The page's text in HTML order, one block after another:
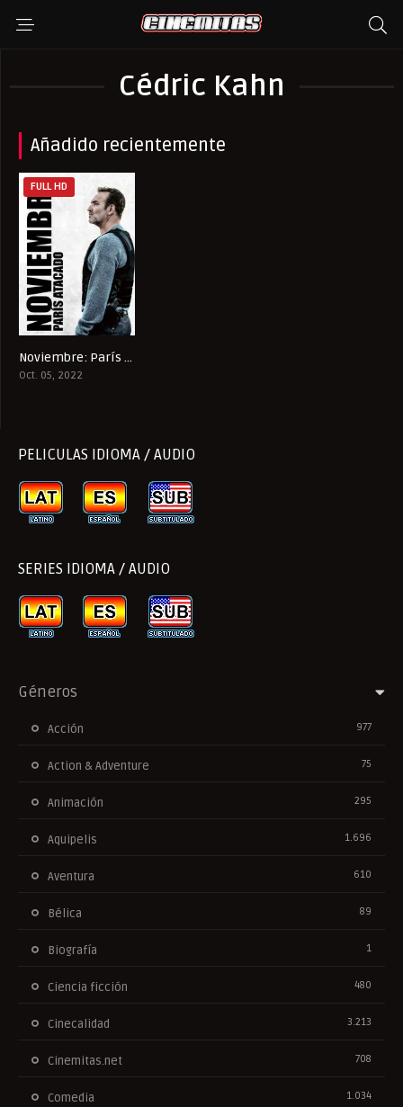
Cédric Kahn
Añadido recientemente
6.8
FULL HD
Noviembre: París atacado
Oct. 05, 2022
PELICULAS IDIOMA / AUDIO
SERIES IDIOMA / AUDIO
Géneros
Acción 977
Action & Adventure 75
Animación 295
Aquipelis 1.696
Aventura 610
Bélica 89
Biografía 1
Ciencia ficción 480
Cinecalidad 3.213
Cinemitas.net 708
Comedia 1.034